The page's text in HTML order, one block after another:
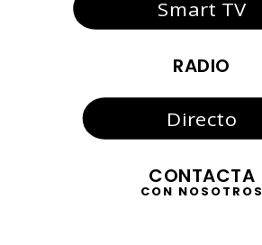
Smart TV
RADIO
Directo
CONTACTA
CON NOSOTROS